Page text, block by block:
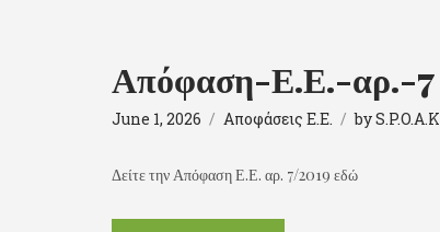
Απόφαση-Ε.Ε.-αρ.-7
June 1, 2026 Αποφάσεις Ε.Ε. byS.P.O.A.K
Δείτε την Απόφαση Ε.Ε. αρ. 7/2019 εδώ